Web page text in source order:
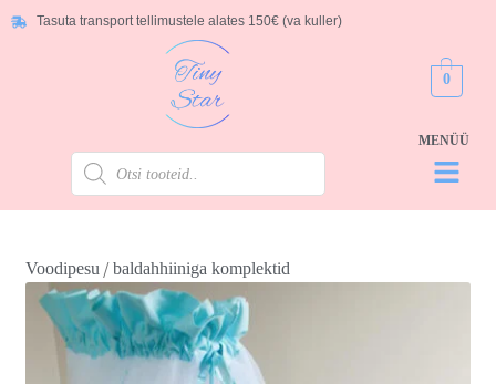
Tasuta transport tellimustele alates 150€ (va kuller)
0
Voodipesu/baldahhiiniga komplektid